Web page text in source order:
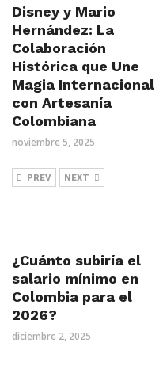
Disney y Mario
Hernández: La
Colaboración
Histórica que Une
Magia Internacional
con Artesanía
Colombiana
noviembre 5, 2025
PREV NEXT
¿Cuánto subiría el
salario mínimo en
Colombia para el
2026?
diciembre 2, 2025